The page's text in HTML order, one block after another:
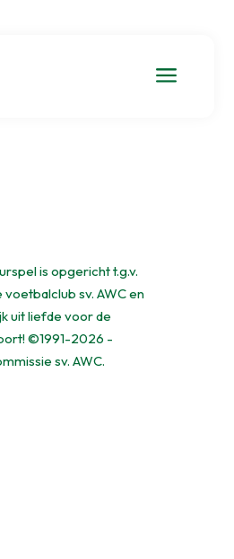
a
is opgericht t.g.v.
voetbalclub sv. AWC en
uit liefde voor de
©1991-2026 -
sv. AWC.